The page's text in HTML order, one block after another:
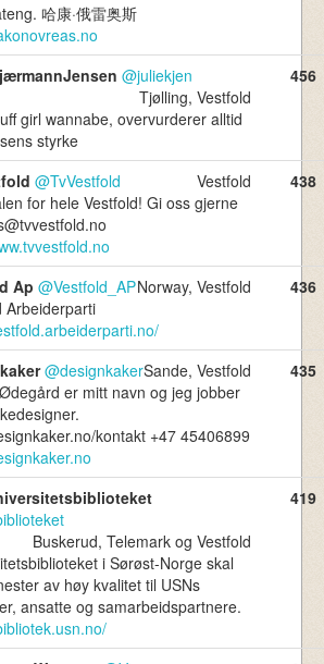
哈康·俄雷奥斯
@juliekjen
Tjølling, Vestfold
girl wannabe, overvurderer alltid
styrke
456
@TvVestfold
Vestfold
for hele Vestfold! Gi oss gjerne
438
Ap @Vestfold_APNorway, Vestfold
Arbeiderparti
436
@designkakerSande, Vestfold
er mitt navn og jeg jobber
kontakt +47 45406899
435
Buskerud, Telemark og Vestfold
i Sørøst-Norge skal
av høy kvalitet til USNs
ansatte og samarbeidspartnere.
419